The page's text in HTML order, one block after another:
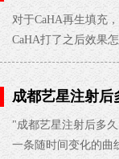
生医美的真实效
对于CaHA再生填充
CaHA打了之后效果
成都艺星注射
"成都艺星注射后多
一条随时间变化的曲